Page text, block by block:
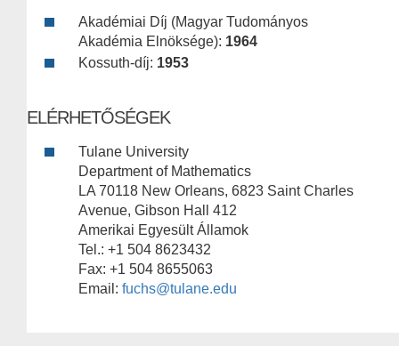
Akadémiai Díj (Magyar Tudományos
Akadémia Elnöksége): 1964
Kossuth-díj: 1953
ELÉRHETŐSÉGEK
Tulane University
Department of Mathematics
LA 70118 New Orleans, 6823 Saint Charles
Avenue, Gibson Hall 412
Amerikai Egyesült Államok
Tel.: +1 504 8623432
Fax: +1 504 8655063
Email: fuchs@tulane.edu